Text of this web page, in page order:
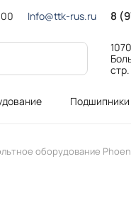
Info@ttk-rus.ru 8
Подшипники
оборудование